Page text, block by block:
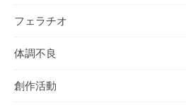
フェラチオ
体調不良
創作活動